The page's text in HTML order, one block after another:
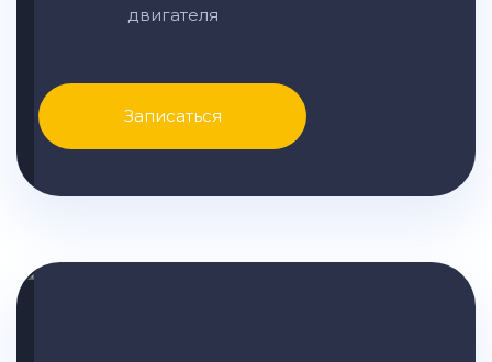
двигателя
Записаться